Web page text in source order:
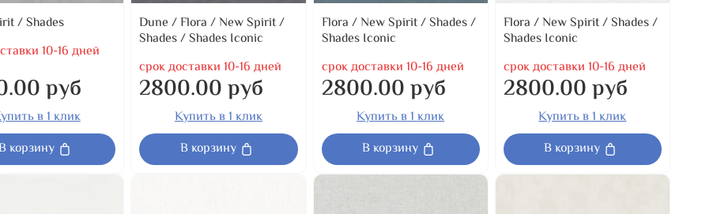
/ Shades
10-16 дней
руб
в 1 клик
корзину
Dune / Flora / New Spirit /
Shades / Shades Iconic
срок доставки 10-16 дней
2800.00 руб
Купить в 1 клик
В корзину
Flora / New Spirit / Shades /
Shades Iconic
срок доставки 10-16 дней
2800.00 руб
Купить в 1 клик
В корзину
Flora / New Spirit / Shades /
Shades Iconic
срок доставки 10-16 дней
2800.00 руб
Купить в 1 клик
В корзину